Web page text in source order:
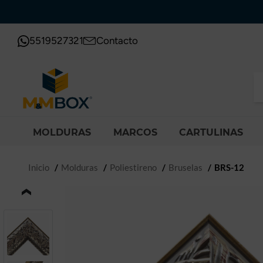
5519527321 Contacto
MOLDURAS MARCOS CARTULINAS
Inicio Molduras Poliestireno Bruselas BRS-12
‹